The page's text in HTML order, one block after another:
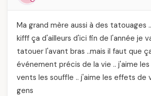
Ma grand mère aussi à des tatouages
kifff ça d'ailleurs d'ici fin de l'année je
tatouer l'avant bras ..mais il faut que
événement précis de la vie .. j'aime
vents les souffle .. j'aime les effets de
gens